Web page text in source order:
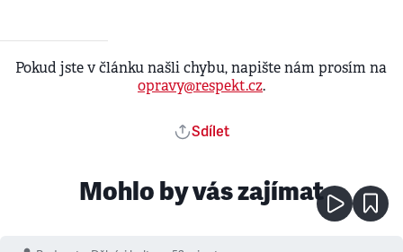
Pokud jste v článku našli chybu, napište nám prosím na
opravy@respekt.cz.
Sdílet
Mohlo by vás zajímat